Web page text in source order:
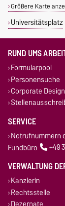
Größere Karte
Universitätsplatz
RUND UMS
Formularpool
Personensuche
Corporate Design
SERVICE
Notrufnummern
Fundbüro
+49
VERWALTUNG
Kanzlerin
Rechtsstelle